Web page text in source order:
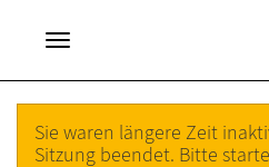
Sie waren längere Zeit
Sitzung beendet. Bitte